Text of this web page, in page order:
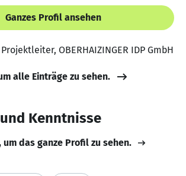
Ganzes Profil ansehen
OBERHAIZINGER IDP GmbH
alle Einträge zu sehen.
Kenntnisse
um das ganze Profil zu sehen.